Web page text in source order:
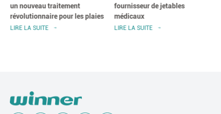
un nouveau traitement
révolutionnaire pour les plaies
LIRE LA SUITE
fournisseur de jetables
médicaux
LIRE LA SUITE